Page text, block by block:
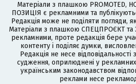
Матеріали з плашкою PROMOTED,
ПОЗИЦІЯ є рекламними та
Редакція може не поділяти погляди,
Матеріали з плашкою СПЕЦПРОЄКТ
рекламними, проте редакція бере
контенту і поділяє думки,
Редакція не несе відповідальності
судження, оприлюднені у рекламних
українським законодавством
реклами несе